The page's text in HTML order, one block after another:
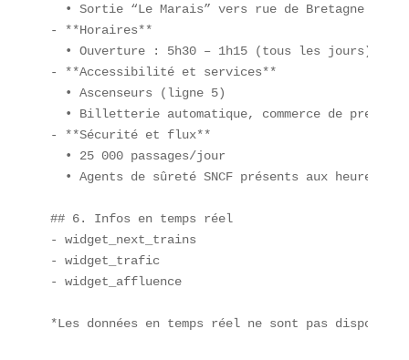
  • Sortie “Le Marais” vers rue de Bretagne
- **Horaires**
  • Ouverture : 5h30 – 1h15 (tous les jours)
- **Accessibilité et services**
  • Ascenseurs (ligne 5)
  • Billetterie automatique, commerce de presse
- **Sécurité et flux**
  • 25 000 passages/jour
• Agents de sûreté SNCF présents aux heures
## 6. Infos en temps réel
- widget_next_trains
- widget_trafic
- widget_affluence
*Les données en temps réel ne sont pas